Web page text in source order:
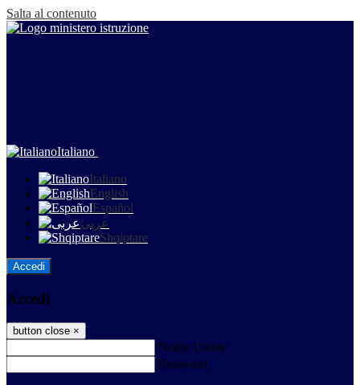
Salta al contenuto
Italiano
Italiano
English
Español
عربى
Shqiptare
Accedi
Accedi
button close ×
Nome Utente
Password